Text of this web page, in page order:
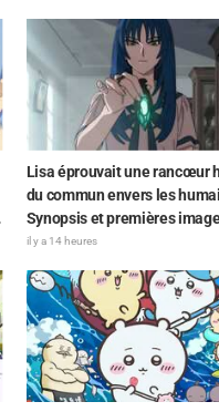
Lisa éprouvait une rancœur
du commun envers les
Synopsis et premières
l'épisode 6 de l'anime «
il y a 14 heures